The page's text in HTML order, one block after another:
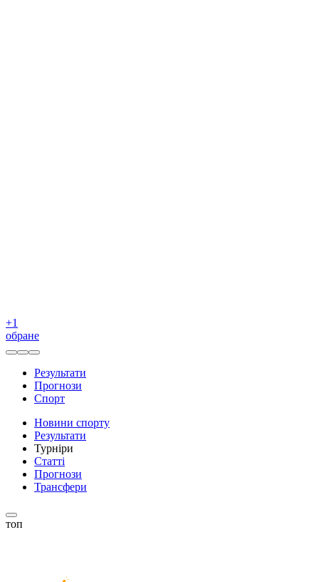
+1
обране
Результати
Прогнози
Спорт
Новини спорту
Результати
Турніри
Статті
Прогнози
Трансфери
топ